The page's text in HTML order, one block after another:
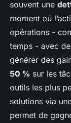
souvent une
moment où
opérations -
temps - avec
générer des
50 % sur les
outils les plus
solutions via
permet de